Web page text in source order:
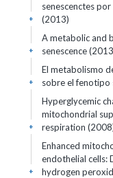
senescenctes
(2013)
+
A metabolic and
senescence
+
El metabolismo
sobre el fenotipo
+
Hyperglycemic
mitochondrial
respiration
+
Enhanced
endothelial cells:
hydrogen
+